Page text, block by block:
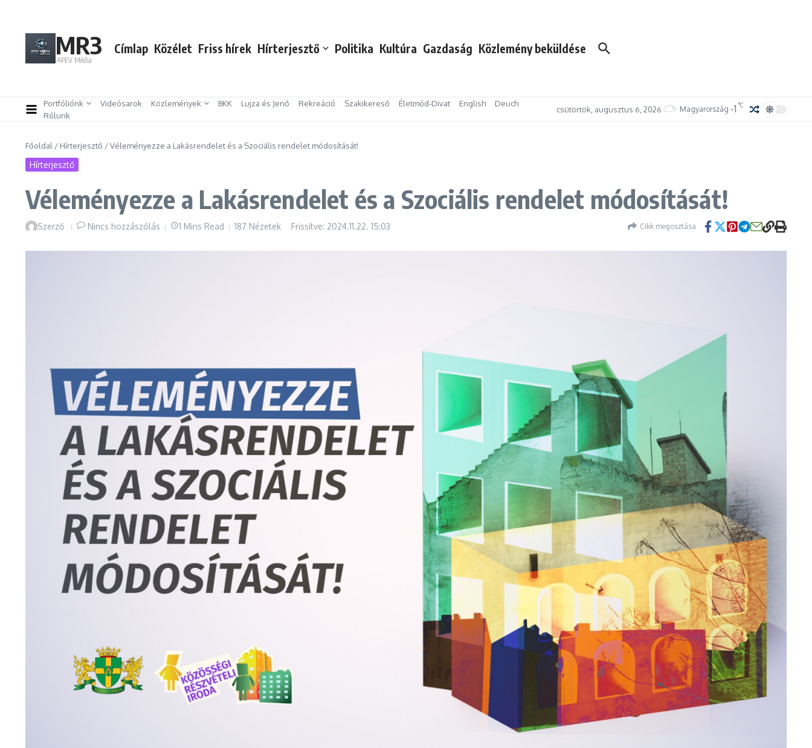
MR3
APEV Média
Címlap Közélet Friss hírek Hírterjesztő Politika Kultúra Gazdaság Közlemény beküldése
Portfóliónk Videósarok Közlemények BKK Lujza és Jenő Rekreáció Szakikereső Életmód-Divat English
Deuch
Rólunk
csütörtök, augusztus 6, 2026 Magyarország -1 °C
Főoldal / Hírterjesztő /Véleményezze a Lakásrendelet és a Szociális rendelet módosítását!
Hírterjesztő
Véleményezze a Lakásrendelet és a Szociális rendelet módosítását!
Szerző Nincs hozzászólás 1 Mins Read 187 Nézetek Frissítve: 2024.11.22. 15:03 Cikk megosztása